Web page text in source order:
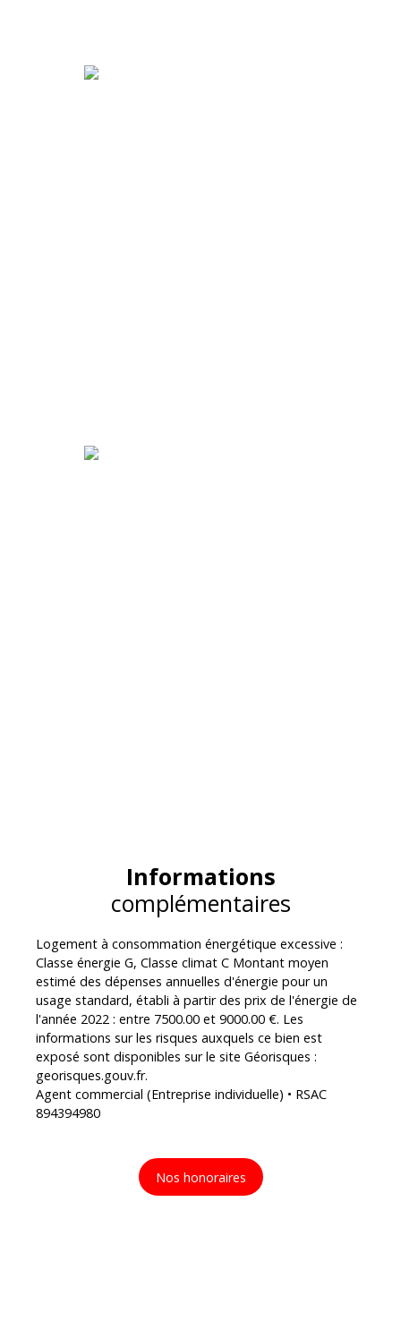
Informations
complémentaires
Logement à consommation énergétique excessive :
Classe énergie G, Classe climat C Montant moyen
estimé des dépenses annuelles d'énergie pour un
usage standard, établi à partir des prix de l'énergie de
l'année 2022 : entre 7500.00 et 9000.00 €. Les
informations sur les risques auxquels ce bien est
exposé sont disponibles sur le site Géorisques :
georisques.gouv.fr.
Agent commercial (Entreprise individuelle) • RSAC
894394980
Nos honoraires